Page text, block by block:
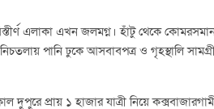
এলাকা এখন জলমগ্ন। হাঁটু থেকে
পানি ঢুকে আসবাবপত্র ও গৃহস্থালি
প্রায় ১ হাজার যাত্রী নিয়ে